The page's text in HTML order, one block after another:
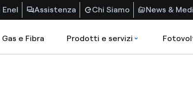
Assistenza Chi Siamo News &
Gas e Fibra Prodotti e servizi